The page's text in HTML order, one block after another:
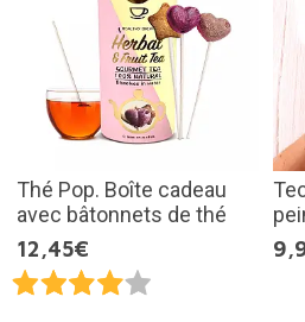
Thé Pop. Boîte cadeau
avec bâtonnets de thé
12,45€